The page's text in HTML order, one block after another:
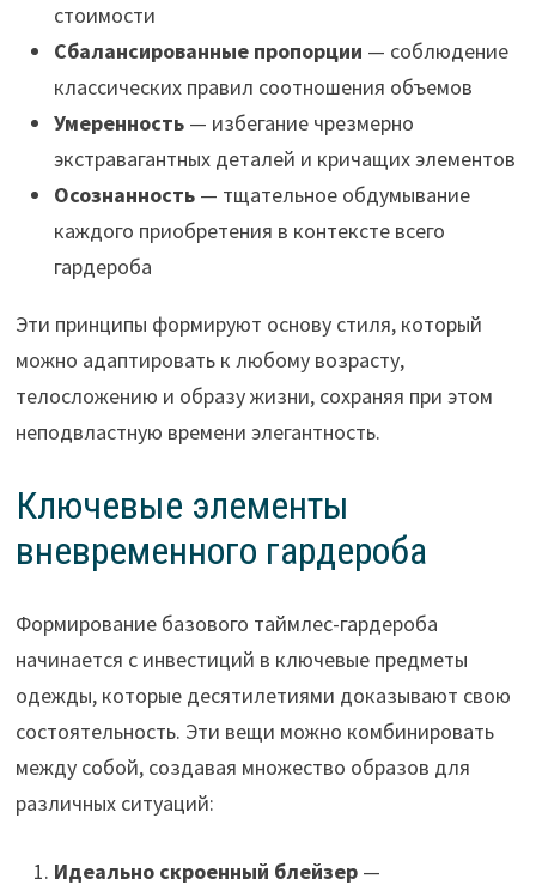
стоимости
Сбалансированные пропорции — соблюдение
классических правил соотношения объемов
Умеренность— избегание чрезмерно
экстравагантных деталей и кричащих элементов
Осознанность— тщательное обдумывание
каждого приобретения в контексте всего
гардероба
Эти принципы формируют основу стиля, который
можно адаптировать к любому возрасту,
телосложению и образу жизни, сохраняя при этом
неподвластную времени элегантность.
Ключевые элементы
вневременного гардероба
Формирование базового таймлес-гардероба
начинается с инвестиций в ключевые предметы
одежды, которые десятилетиями доказывают свою
состоятельность. Эти вещи можно комбинировать
между собой, создавая множество образов для
различных ситуаций:
Идеально скроенный блейзер—